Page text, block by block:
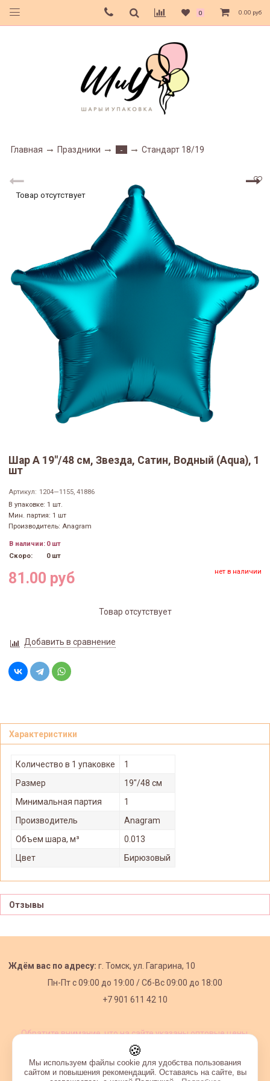
0 0.00 руб
Главная Праздники - Стандарт 18/19
Товар отсутствует
Шар А 19"/48 см, Звезда, Сатин, Водный (Aqua), 1
шт
Артикул: 1204—1155, 41886
В упаковке: 1 шт.
Мин. партия: 1 шт
Производитель: Anagram
В наличии: 0 шт
Скоро:
0 шт
81.00 руб нет в наличии
Товар отсутствует
Добавить в сравнение
Характеристики
Количество в 1 упаковке
1
Размер
19"/48 см
Минимальная партия
1
Производитель
Anagram
Объем шара, м³
0.013
Цвет
Бирюзовый
Отзывы
Ждём вас по адресу: г. Томск, ул. Гагарина, 10
Пн-Пт с09:00 до 19:00 /Сб-Вс 09:00 до 18:00
+7 901 611 42 10
Обратите внимание, что на сайте указаны оптовые цены,
🍪
Мы используем файлы cookie для удобства пользования
сайтом и повышения рекомендаций. Оставаясь на сайте, вы